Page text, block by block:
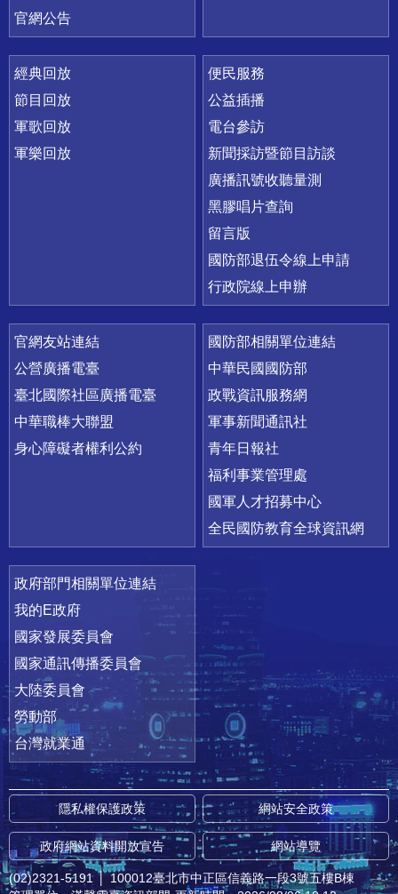
官網公告
經典回放
節目回放
軍歌回放
軍樂回放
便民服務
公益插播
電台參訪
新聞採訪暨節目訪談
廣播訊號收聽量測
黑膠唱片查詢
留言版
國防部退伍令線上申請
行政院線上申辦
官網友站連結
公營廣播電臺
臺北國際社區廣播電臺
中華職棒大聯盟
身心障礙者權利公約
國防部相關單位連結
中華民國國防部
政戰資訊服務網
軍事新聞通訊社
青年日報社
福利事業管理處
國軍人才招募中心
全民國防教育全球資訊網
政府部門相關單位連結
我的E政府
國家發展委員會
國家通訊傳播委員會
大陸委員會
勞動部
台灣就業通
隱私權保護政策 網站安全政策
政府網站資料開放宣告 網站導覽
(02)2321-5191 │ 100012臺北市中正區信義路一段3號五樓B棟